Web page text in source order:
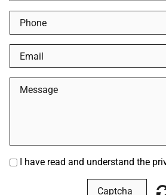
I have read and understand the